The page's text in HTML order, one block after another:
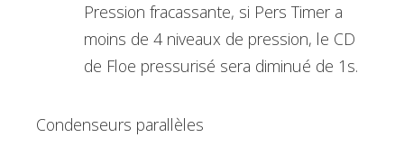
Pression fracassante, si Pers Timer a
moins de 4 niveaux de pression, le CD
de Floe pressurisé sera diminué de 1s.
Condenseurs parallèles